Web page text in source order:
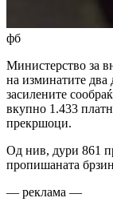
фб
Министерство за
на изминатите два
засилените
вкупно 1.433
прекршоци.
Од нив, дури 861
пропишаната
— реклама —